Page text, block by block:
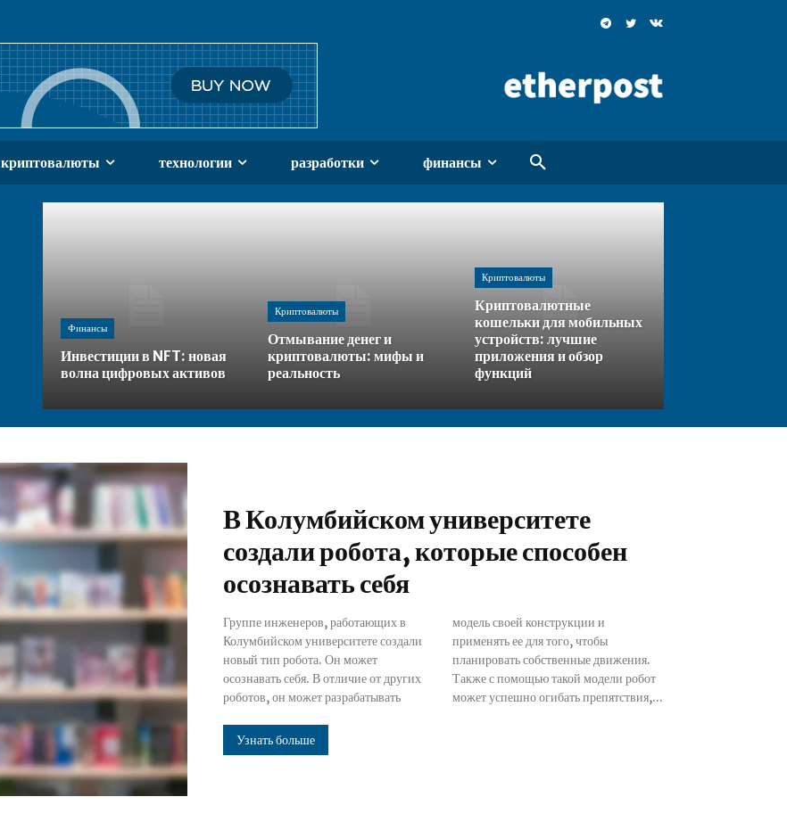
криптовалюты технологии разработки финансы
Финансы
Инвестиции в NFT: новая
волна цифровых активов
Криптовалюты
Отмывание денег и
криптовалюты: мифы и
реальность
Криптовалюты
Криптовалютные
кошельки для мобильных
устройств: лучшие
приложения и обзор
функций
В Колумбийском университете
создали робота, которые способен
осознавать себя
Группе инженеров, работающих в
Колумбийском университете создали
новый тип робота. Он может
осознавать себя. В отличие от других
роботов, он может разрабатывать
модель своей конструкции и
применять ее для того, чтобы
планировать собственные движения.
Также с помощью такой модели робот
может успешно огибать препятствия,...
Узнать больше